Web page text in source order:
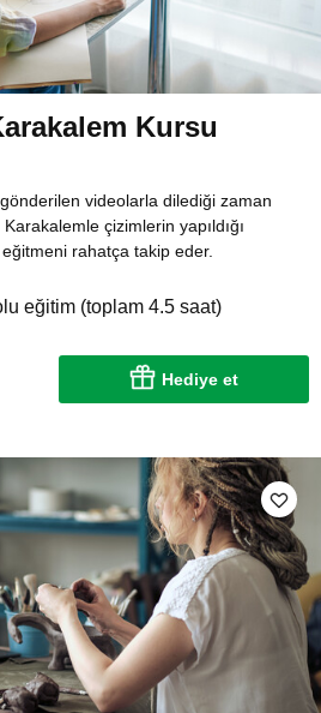
Kursu
gönderilen videolarla dilediği zaman
çizimlerin yapıldığı
rahatça takip eder.
eğitim (toplam 4.5 saat)
Hediye et